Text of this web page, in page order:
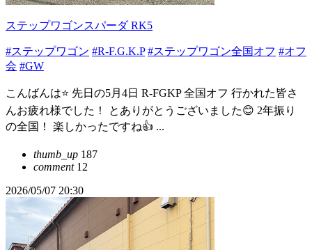
ステップワゴンスパーダ RK5
#ステップワゴン #R-F.G.K.P #ステップワゴン全国オフ #オフ
会 #GW
こんばんは⭐️ 先日の5月4日 R-FGKP 全国オフ 行かれた皆さ
んお疲れ様でした！ とありがとうございました😊 2年振り
の全国！ 楽しかったですね👍 ...
thumb_up 187
comment12
2026/05/07 20:30